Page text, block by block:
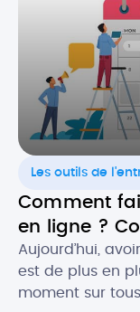
Les outils de
Comment
en ligne ?
Aujourd’hui,
est de plus en
moment sur